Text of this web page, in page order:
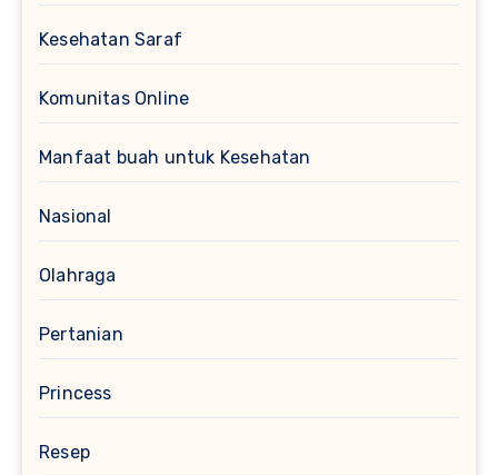
Kesehatan Saraf
Komunitas Online
Manfaat buah untuk Kesehatan
Nasional
Olahraga
Pertanian
Princess
Resep